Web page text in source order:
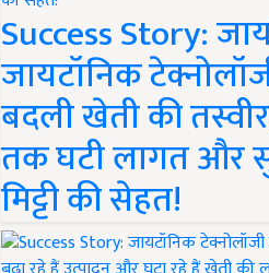
Success Story:
जायटॉनिक
बदली खेती की
तक घटी लागत और
मिट्टी की सेहत!